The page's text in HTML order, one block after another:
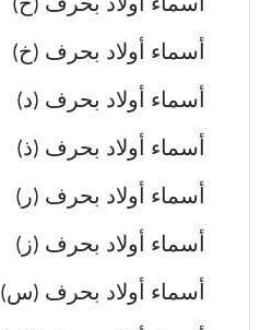
أسماء أولاد بحرف (ح)
أسماء أولاد بحرف (خ)
أسماء أولاد بحرف (د)
أسماء أولاد بحرف (ذ)
أسماء أولاد بحرف (ر)
أسماء أولاد بحرف (ز)
أسماء أولاد بحرف (س)